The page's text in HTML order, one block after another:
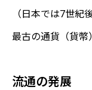
（日本では7世紀
最古の通貨（貨幣
流通の発展